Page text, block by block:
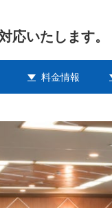
応いたします。
料金情報